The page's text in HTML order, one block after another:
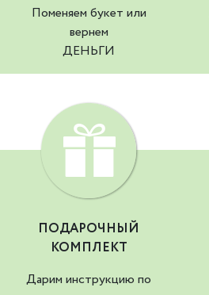
Поменяем букет или
вернем
ДЕНЬГИ
ПОДАРОЧНЫЙ
КОМПЛЕКТ
Дарим инструкцию по